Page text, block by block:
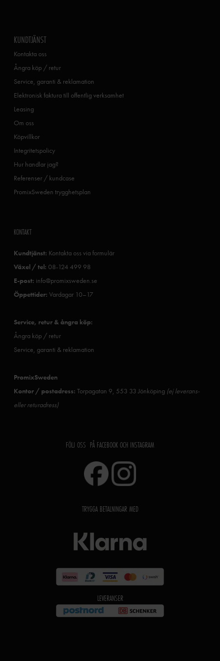
KUNDTJÄNST
Kontakta oss
Ångra köp / retur
Service, garanti & reklamation
Elektronisk faktura till offentlig verksamhet
Leasing
Om oss
Köpvillkor
Integritetspolicy
Hur handlar jag?
Referenser / kundcase
PromixSweden trygghetsplan
KONTAKT
Kundtjänst: Kontakta oss via formulär
Växel / tel: 08-124 499 98
E-post: info@promixsweden.se
Öppettider: Vardagar 10–17
Service, retur & ångra köp:
Ångra köp / retur
Service, garanti & reklamation
PromixSweden
Kontor / postadress: Torpagatan 9, 553 33 Jönköping (ej leverans-
eller returadress)
FÖLJ OSS PÅ FACEBOOK OCH INSTAGRAM
TRYGGA BETALNINGAR MED
LEVERANSER